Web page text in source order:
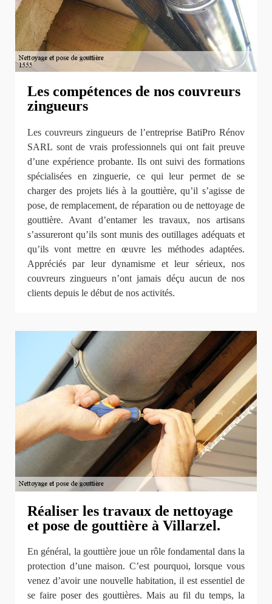
Les compétences de nos couvreurs
zingueurs
Les couvreurs zingueurs de l’entreprise BatiPro Rénov
SARL sont de vrais professionnels qui ont fait preuve
d’une expérience probante. Ils ont suivi des formations
spécialisées en zinguerie, ce qui leur permet de se
charger des projets liés à la gouttière, qu’il s’agisse de
pose, de remplacement, de réparation ou de nettoyage de
gouttière. Avant d’entamer les travaux, nos artisans
s’assureront qu’ils sont munis des outillages adéquats et
qu’ils vont mettre en œuvre les méthodes adaptées.
Appréciés par leur dynamisme et leur sérieux, nos
couvreurs zingueurs n’ont jamais déçu aucun de nos
clients depuis le début de nos activités.
Réaliser les travaux de nettoyage
et pose de gouttière à Villarzel.
En général, la gouttière joue un rôle fondamental dans la
protection d’une maison. C’est pourquoi, lorsque vous
venez d’avoir une nouvelle habitation, il est essentiel de
se faire poser des gouttières. Mais au fil du temps, la